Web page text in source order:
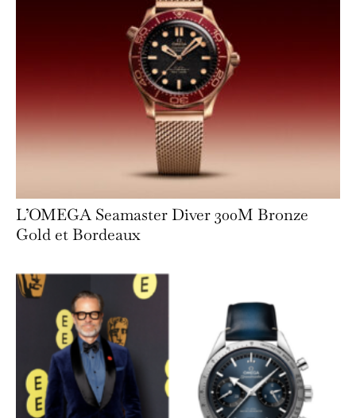
L’OMEGA Seamaster Diver 300M Bronze
Gold et Bordeaux